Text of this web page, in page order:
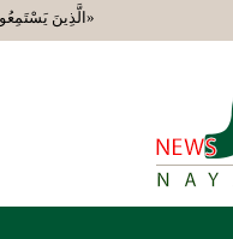
«الَّذِينَ